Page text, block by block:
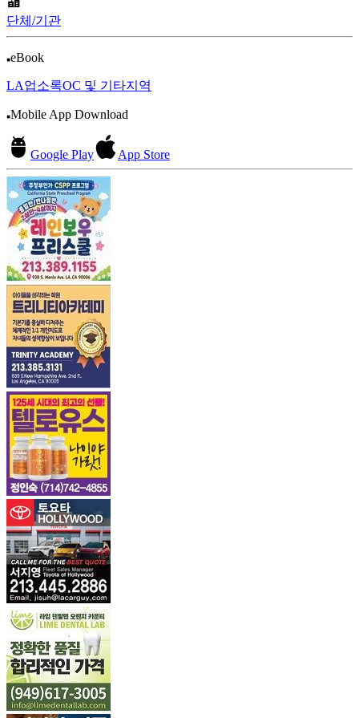
단체/기관
eBook
LA업소록OC 및 기타지역
Mobile App Download
Google Play App Store